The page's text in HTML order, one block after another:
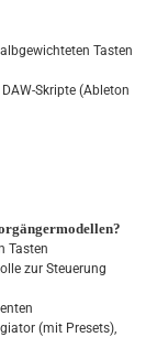
Tasten
Skripte (Ableton
Tasten
zur Steuerung
(mit Presets),